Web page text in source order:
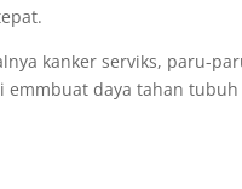
kanker serviks, paru-
daya tahan